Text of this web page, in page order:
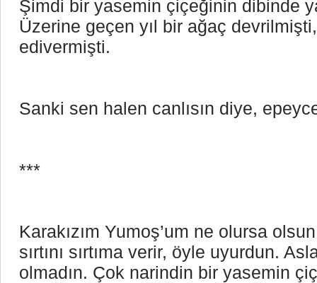
Şimdi bir yasemin çiçeğinin dibinde
Üzerine geçen yıl bir ağaç
edivermişti.
Sanki sen halen canlısın diye,
***
Karakızım Yumoş’um ne olursa
sırtını sırtıma verir, öyle uyurdun.
olmadın. Çok narindin bir yasemin